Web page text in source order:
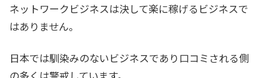
ネットワークビジネスは決して楽に稼げるビジネスで
はありません。
日本では馴染みのないビジネスであり口コミされる側